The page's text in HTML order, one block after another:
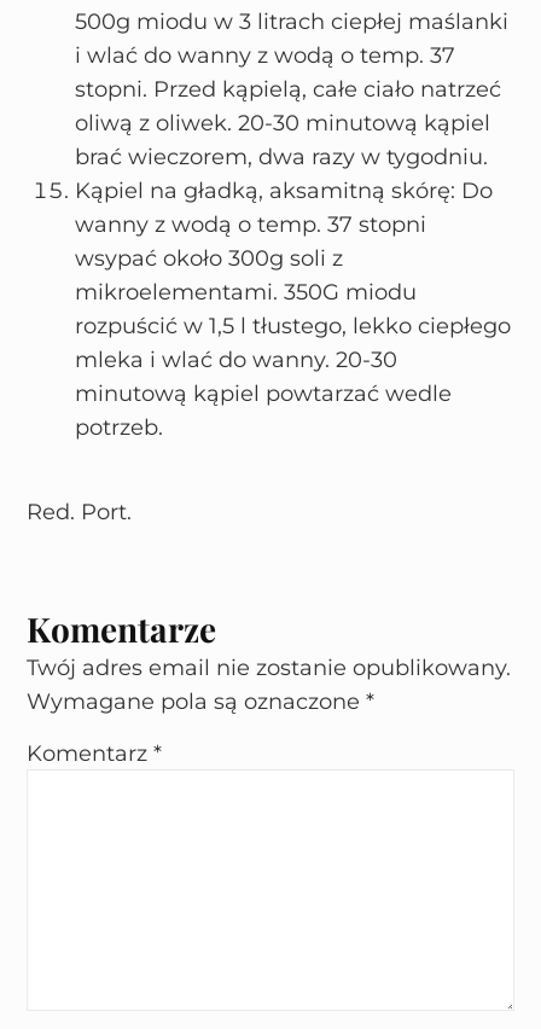
500g miodu w 3 litrach ciepłej maślanki
i wlać do wanny z wodą o temp. 37
stopni. Przed kąpielą, całe ciało natrzeć
oliwą z oliwek. 20-30 minutową kąpiel
brać wieczorem, dwa razy w tygodniu.
Kąpiel na gładką, aksamitną skórę: Do
wanny z wodą o temp. 37 stopni
wsypać około 300g soli z
mikroelementami. 350G miodu
rozpuścić w 1,5 l tłustego, lekko ciepłego
mleka i wlać do wanny. 20-30
minutową kąpiel powtarzać wedle
potrzeb.
Red. Port.
Komentarze
Twój adres email nie zostanie opublikowany.
Wymagane pola są oznaczone*
Komentarz*